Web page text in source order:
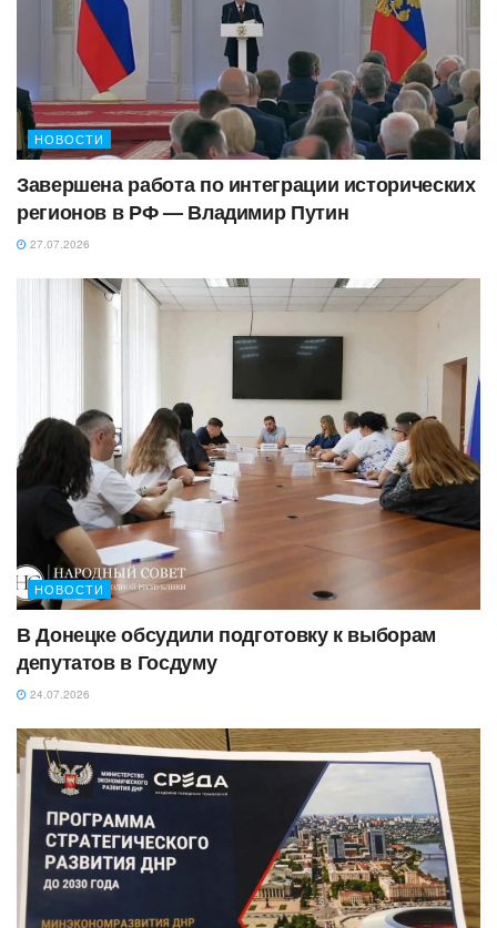
НОВОСТИ
Завершена работа по интеграции исторических
регионов в РФ — Владимир Путин
27.07.2026
НОВОСТИ
В Донецке обсудили подготовку к выборам
депутатов в Госдуму
24.07.2026